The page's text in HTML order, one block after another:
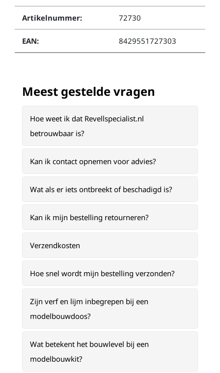
Artikelnummer: 72730
EAN: 8429551727303
Meest gestelde vragen
Hoe weet ik dat Revellspecialist.nl
betrouwbaar is?
Kan ik contact opnemen voor advies?
Wat als er iets ontbreekt of beschadigd is?
Kan ik mijn bestelling retourneren?
Verzendkosten
Hoe snel wordt mijn bestelling verzonden?
Zijn verf en lijm inbegrepen bij een
modelbouwdoos?
Wat betekent het bouwlevel bij een
modelbouwkit?